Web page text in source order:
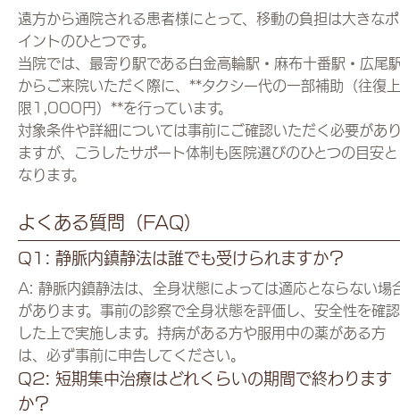
遠方から通院される患者様にとって、移動の負担は大きなポ
イントのひとつです。
当院では、最寄り駅である白金高輪駅・麻布十番駅・広尾
からご来院いただく際に、**タクシー代の一部補助（往復上
限1,000円）**を行っています。
対象条件や詳細については事前にご確認いただく必要があ
ますが、こうしたサポート体制も医院選びのひとつの目安と
なります。
よくある質問（FAQ）
Q1: 静脈内鎮静法は誰でも受けられますか？
A: 静脈内鎮静法は、全身状態によっては適応とならない場
があります。事前の診察で全身状態を評価し、安全性を確認
した上で実施します。持病がある方や服用中の薬がある方
は、必ず事前に申告してください。
Q2: 短期集中治療はどれくらいの期間で終わります
か？